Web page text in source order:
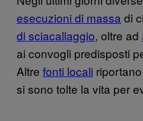
esecuzioni di massa di
di sciacallaggio, oltre ad
ai convogli predisposti
Altre fonti locali
si sono tolte la vita per